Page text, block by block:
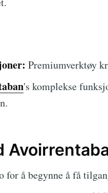
Premiumverktøy
's komplekse
for å begynne å få